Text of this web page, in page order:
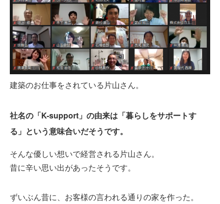
建築のお仕事をされている片山さん。
社名の「K-support」の由来は「暮らしをサポートす
る」という意味合いだそうです。
そんな優しい想いで経営される片山さん。
昔に辛い思い出があったそうです。
ずいぶん昔に、お客様の言われる通りの家を作った。